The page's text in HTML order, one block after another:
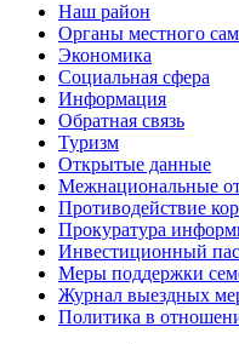
Наш район
Органы местного
Экономика
Социальная сфера
Информация
Обратная связь
Туризм
Открытые данные
Межнациональные
Противодействие
Прокуратура
Инвестиционный
Меры поддержки
Журнал выездных
Политика в